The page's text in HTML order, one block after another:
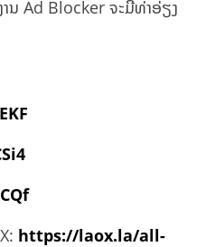
ານ Ad Blocker ຈະມີທ່າອ່ຽງ
https://laox.la/all-